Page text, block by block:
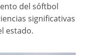
del sóftbol
significativas
estado.